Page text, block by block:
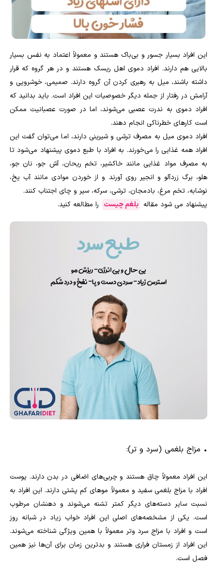
این افراد بسیار جسور و بی‌باک هستند و معمولاً اعتماد به نفس بسیار
بالایی هم دارند. افراد دموی اهل ریسک هستند و در هر گروه که قرار
داشته باشند، میل به رهبری کردن آن گروه دارند. صمیمی، خوشرویی و
آرامش در رفتار از جمله دیگر خصوصیات این افراد است. باید بدانید که
افراد دموی به ندرت عصبی می‌شوند، اما در صورت عصبانیت ممکن
است کار‌های خطرناکی انجام دهند.
افراد دموی میل به مصرف ترشی و شیرینی دارند، اما می‌توان گفت این
افراد همه غذایی را می‌خورند. به افراد با طبع دموی پیشنهاد می‌شود تا
به مصرف مواد غذایی مانند خاکشیر، تخم ریحان، آش جو، نان جو،
هلو، برگ زردآلو و انجیر روی آورند و از خوردن موادی مانند آب یخ،
نوشابه، تخم مرغ، بادمجان، ترشی، سرکه، سیر و چای اجتناب کنند.
پیشنهاد می شود مقاله بلغم چیست را مطالعه کنید.
• مزاج بلغمی (سرد و‌ تر):
این افراد معمولاً چاق هستند و چربی‌های اضافی در بدن دارند. پوست
افراد با مزاج بلغمی سفید و معمولاً مو‌های کم پشتی دارند. این افراد به
نسبت سایر دسته‌های دیگر کمتر تشنه می‌شوند و دهنشان مرطوب
است. یکی از مشخصه‌های اصلی این افراد خواب زیاد در شبانه روز
است و افراد با مزاج سرد و‌تر معمولاً با همین ویژگی شناخته می‌شوند.
این افراد از زمستان فراری هستند و بدترین زمان برای آن‌ها نیز همین
فصل است.